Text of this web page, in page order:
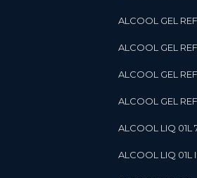
ALCOOL GEL
ALCOOL GEL
ALCOOL GEL
ALCOOL GEL
ALCOOL LIQ
ALCOOL LIQ